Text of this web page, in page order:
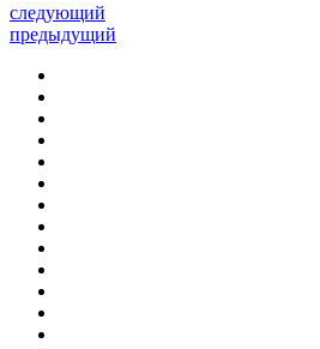
следующий
предыдущий